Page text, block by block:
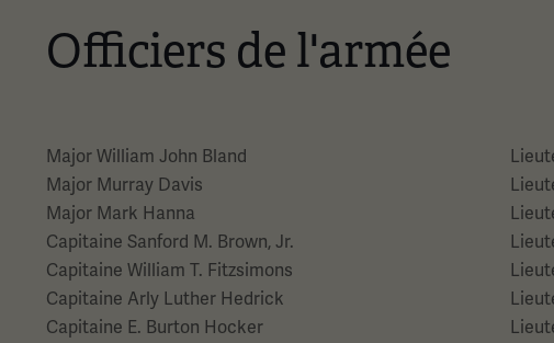
Officiers de l'armée
Major William John Bland
Major Murray Davis
Major Mark Hanna
Capitaine Sanford M. Brown, Jr.
Capitaine William T. Fitzsimons
Capitaine Arly Luther Hedrick
Capitaine E. Burton Hocker